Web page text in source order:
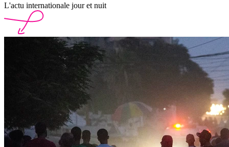
L'actu internationale jour et nuit